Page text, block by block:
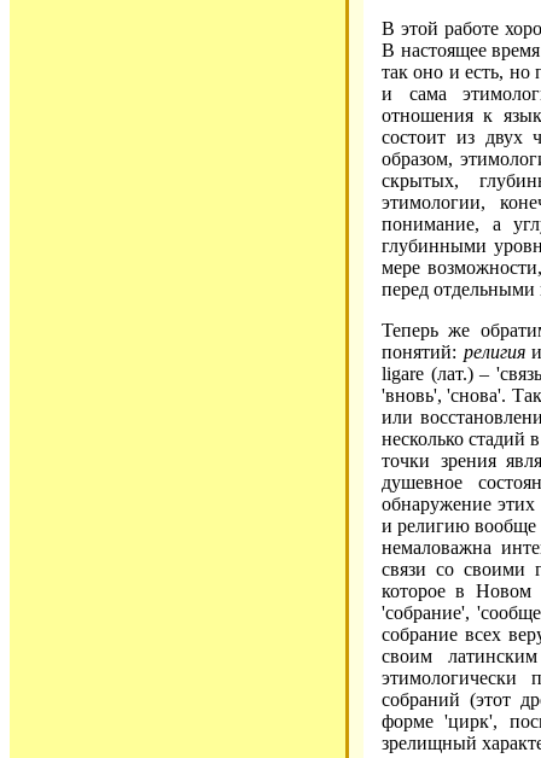
В этой работе
В настоящее
так оно и есть,
и сама
отношения к
состоит из двух
образом,
скрытых,
этимологии,
понимание, а
глубинными
мере
перед отдельными
Теперь же
понятий: религия
ligare (лат.) –
'вновь', 'снова'.
или
несколько стадий
точки зрения
душевное
обнаружение этих
и религию вообще
немаловажна
связи со своими
которое в Новом
'собрание',
собрание всех
своим
этимологически
собраний (этот
форме 'цирк',
зрелищный